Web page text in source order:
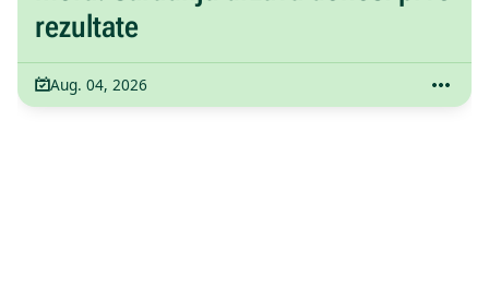
rezultate
Aug. 04, 2026